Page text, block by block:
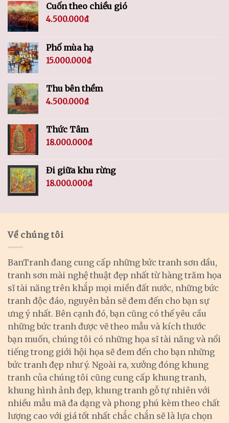
Cuốn theo chiều gió
4.500.000₫
Phố mùa hạ
15.000.000₫
Thu bên thềm
4.500.000₫
Thức Tâm
18.000.000₫
Đi giữa khu rừng
18.000.000₫
Về chúng tôi
BanTranh đang cung cấp những bức tranh sơn dầu,
tranh sơn mài nghệ thuật đẹp nhất từ hàng trăm họa
sĩ tài năng trên khắp mọi miền đất nước, những bức
tranh độc đáo, nguyên bản sẽ đem đến cho bạn sự
ưng ý nhất. Bên cạnh đó, bạn cũng có thể yêu cầu
những bức tranh được vẽ theo mẫu và kích thước
bạn muốn, chúng tôi có những họa sĩ tài năng và nổi
tiếng trong giới hội họa sẽ đem đến cho bạn những
bức tranh đẹp như ý. Ngoài ra, xưởng đóng khung
tranh của chúng tôi cũng cung cấp khung tranh,
khung hình ảnh đẹp, khung tranh gỗ tự nhiên với
nhiều mẫu mã đa dạng và phong phú kèm theo chất
lượng cao với giá tốt nhất chắc chắn sẽ là lựa chọn